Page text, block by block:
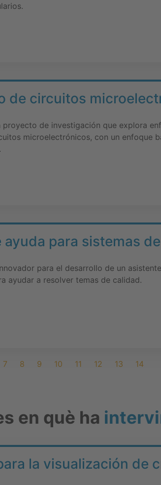
de circuitos
proyecto de investigación que explora
microelectrónicos, con un enfoque
para sistemas
para el desarrollo de un
ayudar a resolver temas de calidad.
7 8 9 10 11 12 13 14
en què ha
la visualización de